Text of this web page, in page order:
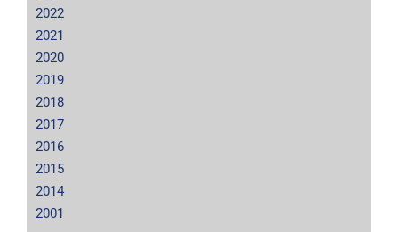
2022
2021
2020
2019
2018
2017
2016
2015
2014
2001